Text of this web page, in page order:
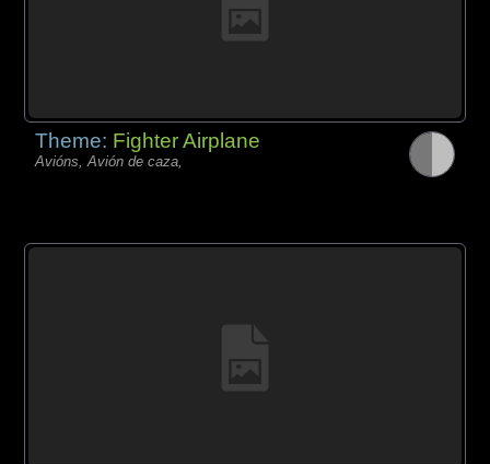
Theme: Fighter Airplane
Avións, Avión de caza,